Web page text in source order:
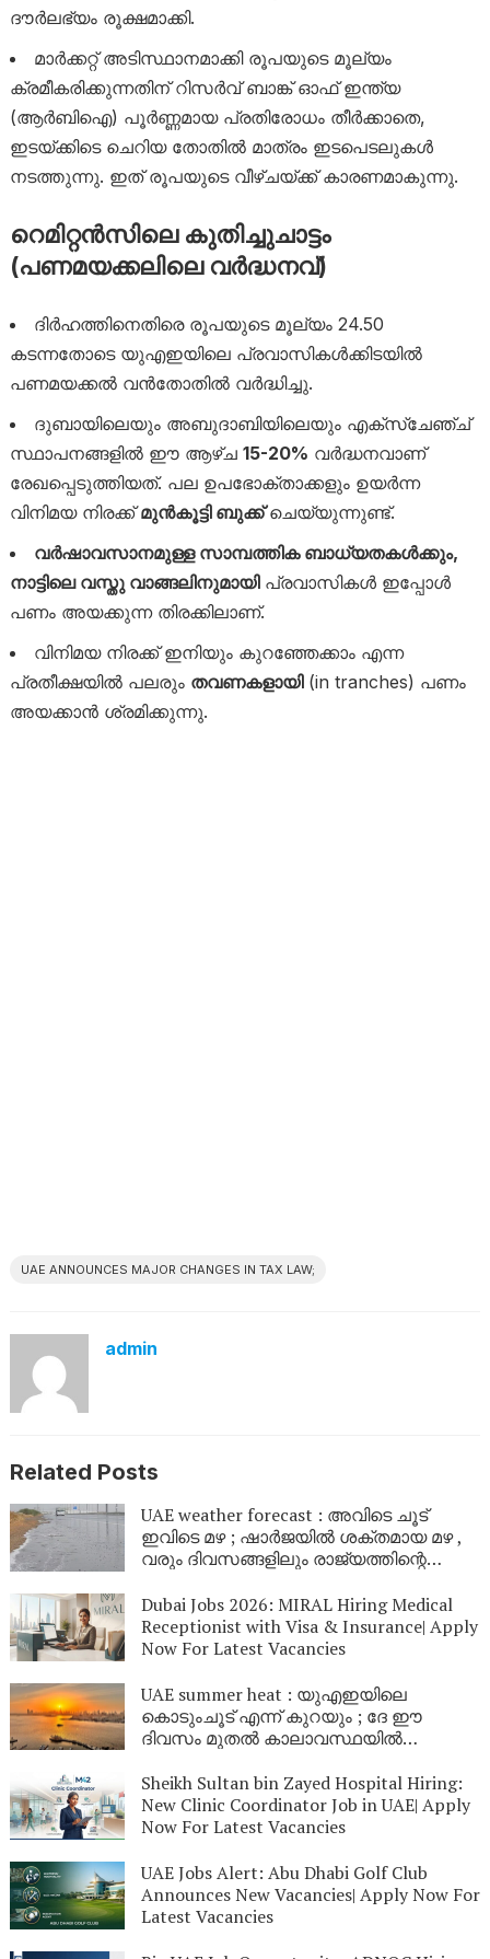
ദൗർലഭ്യം രൂക്ഷമാക്കി.
മാർക്കറ്റ് അടിസ്ഥാനമാക്കി രൂപയുടെ മൂല്യം
ക്രമീകരിക്കുന്നതിന് റിസർവ് ബാങ്ക് ഓഫ് ഇന്ത്യ
(ആർബിഐ) പൂർണ്ണമായ പ്രതിരോധം തീർക്കാതെ,
ഇടയ്ക്കിടെ ചെറിയ തോതിൽ മാത്രം ഇടപെടലുകൾ
നടത്തുന്നു. ഇത് രൂപയുടെ വീഴ്ചയ്ക്ക് കാരണമാകുന്നു.
റെമിറ്റൻസിലെ കുതിച്ചുചാട്ടം
(പണമയക്കലിലെ വർദ്ധനവ്)
ദിർഹത്തിനെതിരെ രൂപയുടെ മൂല്യം 24.50
കടന്നതോടെ യുഎഇയിലെ പ്രവാസികൾക്കിടയിൽ
പണമയക്കൽ വൻതോതിൽ വർദ്ധിച്ചു.
ദുബായിലെയും അബുദാബിയിലെയും എക്സ്ചേഞ്ച്
സ്ഥാപനങ്ങളിൽ ഈ ആഴ്ച 15-20% വർദ്ധനവാണ്
രേഖപ്പെടുത്തിയത്. പല ഉപഭോക്താക്കളും ഉയർന്ന
വിനിമയ നിരക്ക്മുൻകൂട്ടി ബുക്ക്ചെയ്യുന്നുണ്ട്.
വർഷാവസാനമുള്ള സാമ്പത്തിക ബാധ്യതകൾക്കും,
നാട്ടിലെ വസ്തു വാങ്ങലിനുമായിപ്രവാസികൾ ഇപ്പോൾ
പണം അയക്കുന്ന തിരക്കിലാണ്.
വിനിമയ നിരക്ക് ഇനിയും കുറഞ്ഞേക്കാം എന്ന
പ്രതീക്ഷയിൽ പലരും തവണകളായി(in tranches) പണം
അയക്കാൻ ശ്രമിക്കുന്നു.
UAE ANNOUNCES MAJOR CHANGES IN TAX LAW;
admin
Related Posts
UAE weather forecast : അവിടെ ചൂട്
ഇവിടെ മഴ ; ഷാർജയിൽ ശക്തമായ മഴ ,
വരും ദിവസങ്ങളിലും രാജ്യത്തിന്റെ
സാധ്യത
Dubai Jobs 2026: MIRAL Hiring Medical
Receptionist with Visa & Insurance| Apply
Now For Latest Vacancies
UAE summer heat : യുഎഇയിലെ
കൊടുംചൂട് എന്ന് കുറയും ; ദേ ഈ
ദിവസം മുതൽ കാലാവസ്ഥയിൽ
Sheikh Sultan bin Zayed Hospital Hiring:
New Clinic Coordinator Job in UAE| Apply
Now For Latest Vacancies
UAE Jobs Alert: Abu Dhabi Golf Club
Announces New Vacancies| Apply Now For
Latest Vacancies